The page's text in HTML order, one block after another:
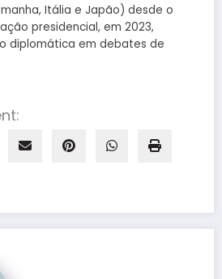
Itália e Japão) desde o
presidencial, em 2023,
diplomática em debates de